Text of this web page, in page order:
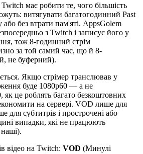
має робити те, чого більшість
витягувати багатогодинний Past
або без втрати пам'яті. AppsGolem
з Twitch і записує його у
тож 8-годинний стрім
за той самий час, що й 8-
не буферний).
Якщо стрімер транслював у
буде 1080p60 — а не
як це роблять багато безкоштовних
на сервері. VOD лише для
для субтитрів і прострочені або
випадки, які не працюють
відео на Twitch: VOD (Минулі